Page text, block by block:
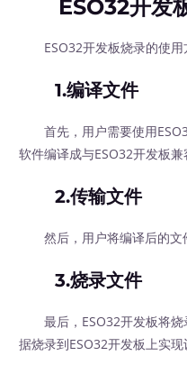
ESO32开发
ESO32开发板烧录的使用
1.编译文件
首先，用户需要使用
软件编译成与ESO32开发板兼
2.传输文件
然后，用户将编译后的文
3.烧录文件
最后，ESO32开发板将烧
据烧录到ESO32开发板上实现